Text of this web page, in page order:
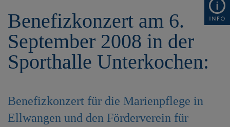
Benefizkonzert am 6.
September 2008 in der
Sporthalle Unterkochen:
Benefizkonzert für die Marienpflege in
Ellwangen und den Förderverein für